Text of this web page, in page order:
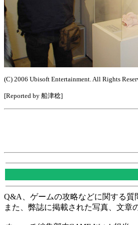
(C) 2006 Ubisoft Entertainment. All Rights
[Reported by 船津稔]
Q&A、ゲームの攻略などに関する質
また、弊誌に掲載された写真、文章